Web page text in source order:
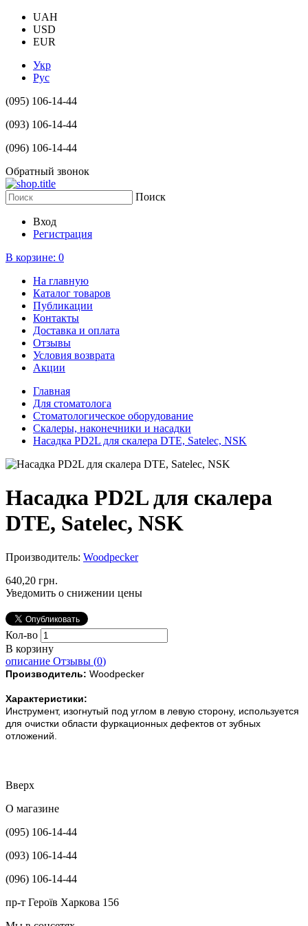
UAH
USD
EUR
Укр
Рус
(095) 106-14-44
(093) 106-14-44
(096) 106-14-44
Обратный звонок
Поиск
Вход
Регистрация
В корзине: 0
На главную
Каталог товаров
Публикации
Контакты
Доставка и оплата
Отзывы
Условия возврата
Акции
Главная
Для стоматолога
Стоматологическое оборудование
Скалеры, наконечники и насадки
Насадка PD2L для скалера DTE, Satelec, NSK
Насадка PD2L для скалера
DTE, Satelec, NSK
Производитель: Woodpecker
640,20 грн.
Уведомить о снижении цены
Кол-во
В корзину
описание Отзывы (0)
Производитель: Woodpecker
Характеристики:
Инструмент, изогнутый под углом в левую сторону, используется
для очистки области фуркационных дефектов от зубных
отложений.
Вверх
О магазине
(095) 106-14-44
(093) 106-14-44
(096) 106-14-44
пр-т Героїв Харкова 156